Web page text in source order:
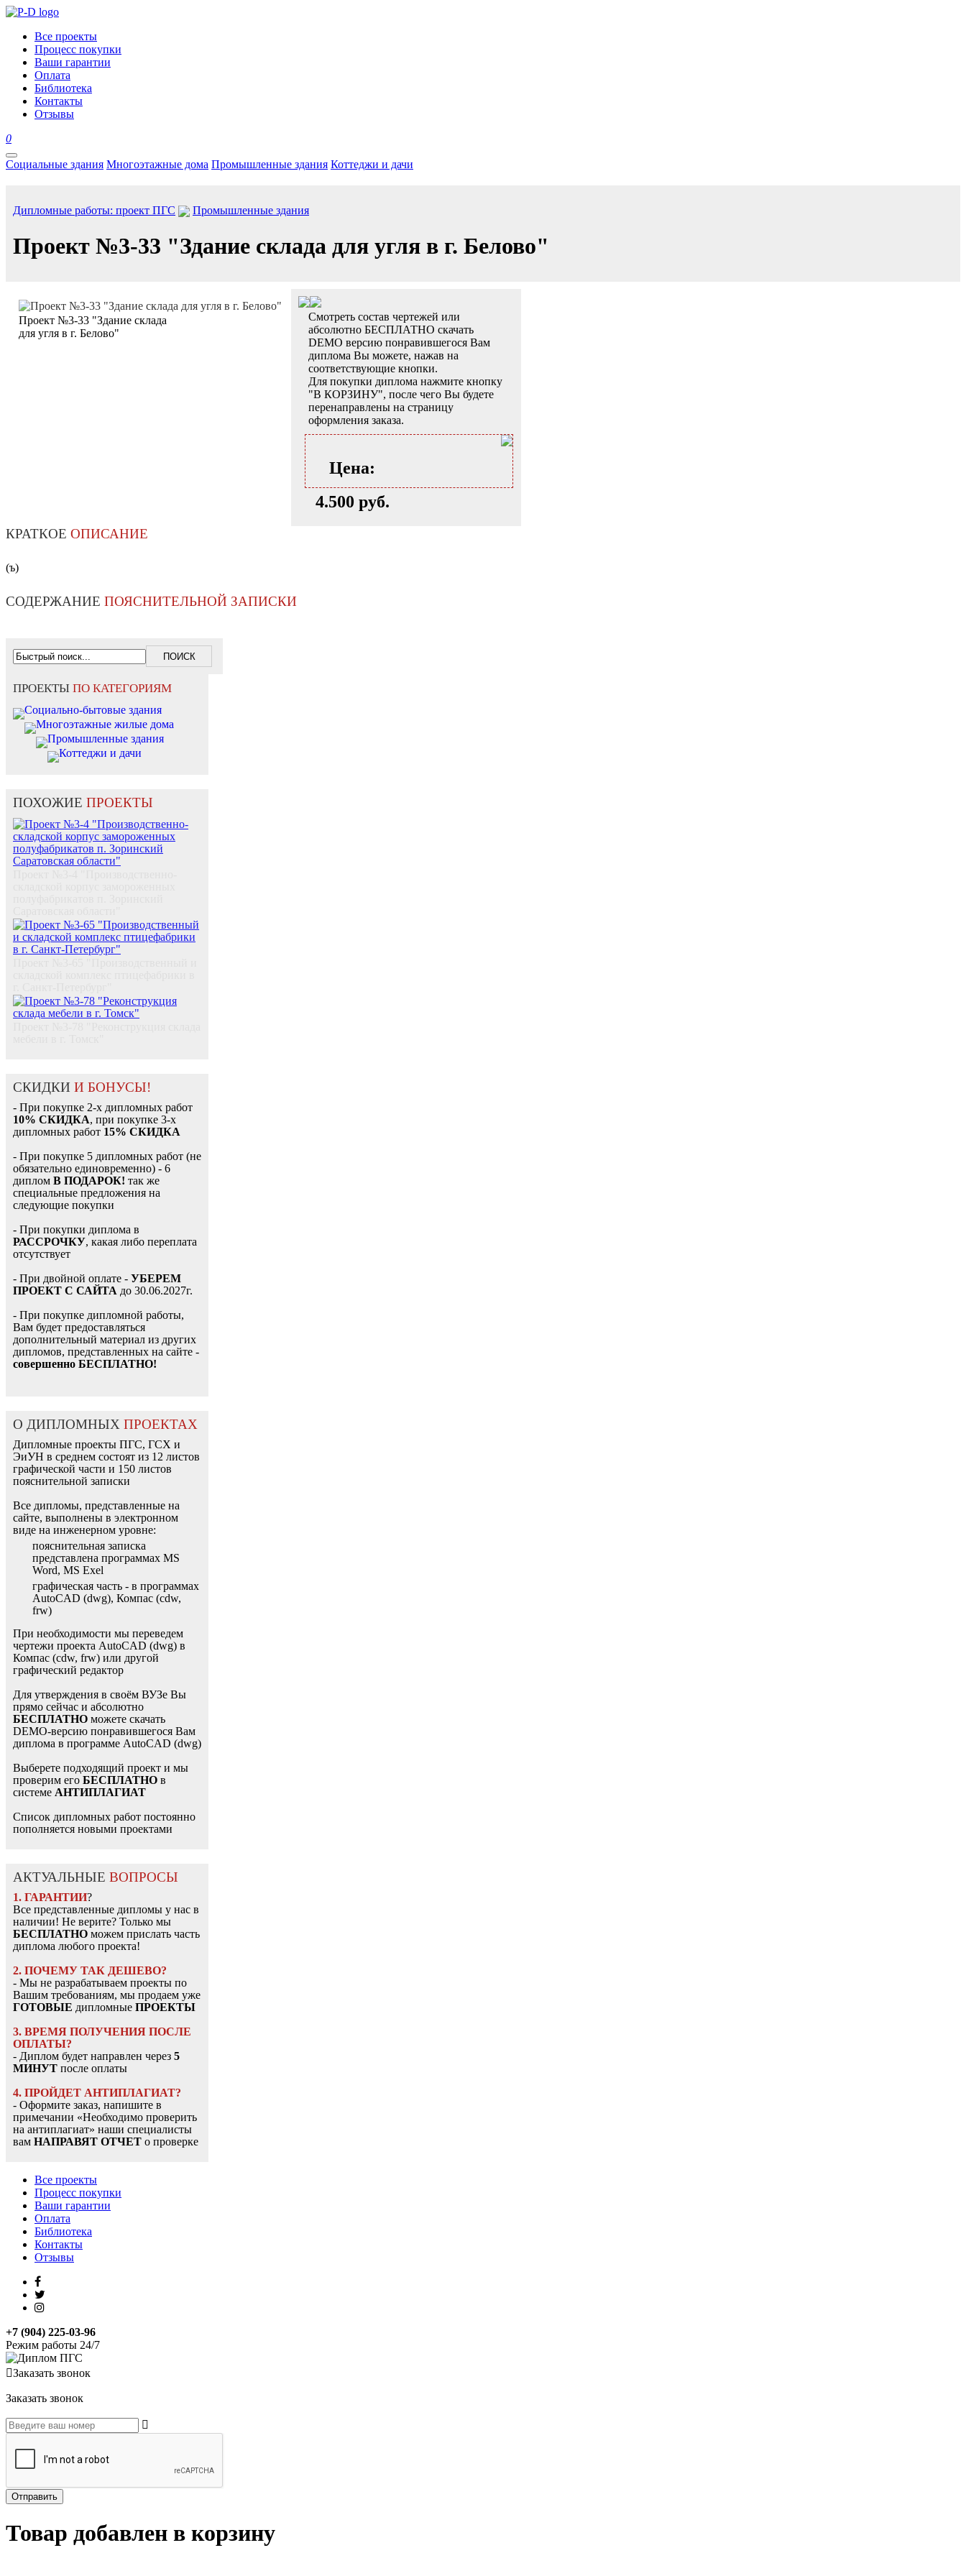
Все проекты
Процесс покупки
Ваши гарантии
Оплата
Библиотека
Контакты
Отзывы
0
Социальные здания Многоэтажные дома Промышленные здания Коттеджи и дачи
Дипломные работы: проект ПГС Промышленные здания
Проект №3-33 "Здание склада для угля в г. Белово"
Проект №3-33 "Здание склада
для угля в г. Белово"
Смотреть состав чертежей или
абсолютно БЕСПЛАТНО скачать
DEMO версию понравившегося Вам
диплома Вы можете, нажав на
соответствующие кнопки.
Для покупки диплома нажмите кнопку
"В КОРЗИНУ", после чего Вы будете
перенаправлены на страницу
оформления заказа.
Цена:
4.500 руб.
КРАТКОЕ ОПИСАНИЕ
(ъ)
СОДЕРЖАНИЕ ПОЯСНИТЕЛЬНОЙ ЗАПИСКИ
ПРОЕКТЫ ПО КАТЕГОРИЯМ
Социально-бытовые здания
Многоэтажные жилые дома
Промышленные здания
Коттеджи и дачи
ПОХОЖИЕ ПРОЕКТЫ
СКИДКИ И БОНУСЫ!
- При покупке 2-х дипломных работ
10% СКИДКА, при покупке 3-х
дипломных работ 15% СКИДКА
- При покупке 5 дипломных работ (не
обязательно единовременно) - 6
диплом В ПОДАРОК! так же
специальные предложения на
следующие покупки
- При покупки диплома в
РАССРОЧКУ, какая либо переплата
отсутствует
- При двойной оплате - УБЕРЕМ
ПРОЕКТ С САЙТА до 30.06.2027г.
- При покупке дипломной работы,
Вам будет предоставляться
дополнительный материал из других
дипломов, представленных на сайте -
совершенно БЕСПЛАТНО!
О ДИПЛОМНЫХ ПРОЕКТАХ
Дипломные проекты ПГС, ГСХ и
ЭиУН в среднем состоят из 12 листов
графической части и 150 листов
пояснительной записки
Все дипломы, представленные на
сайте, выполнены в электронном
виде на инженерном уровне:
пояснительная записка
представлена программах MS
Word, MS Exel
графическая часть - в программах
AutoCAD (dwg), Компас (cdw,
frw)
При необходимости мы переведем
чертежи проекта AutoCAD (dwg) в
Компас (cdw, frw) или другой
графический редактор
Для утверждения в своём ВУЗе Вы
прямо сейчас и абсолютно
БЕСПЛАТНО можете скачать
DEMO-версию понравившегося Вам
диплома в программе AutoCAD (dwg)
Выберете подходящий проект и мы
проверим его БЕСПЛАТНО в
системе АНТИПЛАГИАТ
Список дипломных работ постоянно
пополняется новыми проектами
АКТУАЛЬНЫЕ ВОПРОСЫ
1. ГАРАНТИИ?
Все представленные дипломы у нас в
наличии! Не верите? Только мы
БЕСПЛАТНО можем прислать часть
диплома любого проекта!
2. ПОЧЕМУ ТАК ДЕШЕВО?
- Мы не разрабатываем проекты по
Вашим требованиям, мы продаем уже
ГОТОВЫЕ дипломные ПРОЕКТЫ
3. ВРЕМЯ ПОЛУЧЕНИЯ ПОСЛЕ
ОПЛАТЫ?
- Диплом будет направлен через 5
МИНУТ после оплаты
4. ПРОЙДЕТ АНТИПЛАГИАТ?
- Оформите заказ, напишите в
примечании «Необходимо проверить
на антиплагиат» наши специалисты
вам НАПРАВЯТ ОТЧЕТ о проверке
Все проекты
Процесс покупки
Ваши гарантии
Оплата
Библиотека
Контакты
Отзывы
+7 (904) 225-03-96
Режим работы 24/7
Заказать звонок
Заказать звонок
Товар добавлен в корзину